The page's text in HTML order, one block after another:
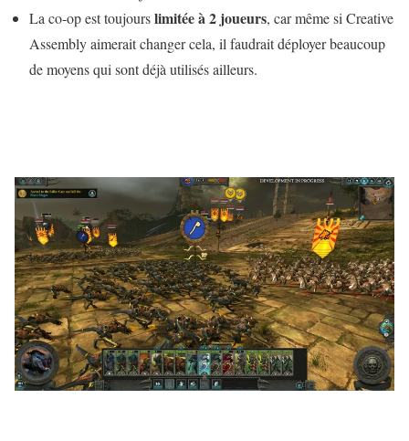
La co-op est toujourslimitée à 2 joueurs, car même si Creative
Assembly aimerait changer cela, il faudrait déployer beaucoup
de moyens qui sont déjà utilisés ailleurs.